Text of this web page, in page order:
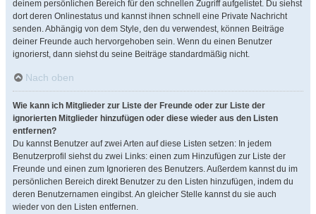
deinem persönlichen Bereich für den schnellen Zugriff aufgelistet. Du siehst
dort deren Onlinestatus und kannst ihnen schnell eine Private Nachricht
senden. Abhängig von dem Style, den du verwendest, können Beiträge
deiner Freunde auch hervorgehoben sein. Wenn du einen Benutzer
ignorierst, dann siehst du seine Beiträge standardmäßig nicht.
Nach oben
Wie kann ich Mitglieder zur Liste der Freunde oder zur Liste der
ignorierten Mitglieder hinzufügen oder diese wieder aus den Listen
entfernen?
Du kannst Benutzer auf zwei Arten auf diese Listen setzen: In jedem
Benutzerprofil siehst du zwei Links: einen zum Hinzufügen zur Liste der
Freunde und einen zum Ignorieren des Benutzers. Außerdem kannst du im
persönlichen Bereich direkt Benutzer zu den Listen hinzufügen, indem du
deren Benutzernamen eingibst. An gleicher Stelle kannst du sie auch
wieder von den Listen entfernen.